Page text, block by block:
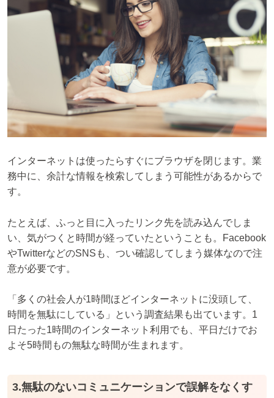
インターネットは使ったらすぐにブラウザを閉じます。業
務中に、余計な情報を検索してしまう可能性があるからで
す。
たとえば、ふっと目に入ったリンク先を読み込んでしま
い、気がつくと時間が経っていたということも。Facebook
やTwitterなどのSNSも、つい確認してしまう媒体なので注
意が必要です。
「多くの社会人が1時間ほどインターネットに没頭して、
時間を無駄にしている」という調査結果も出ています。1
日たった1時間のインターネット利用でも、平日だけでお
よそ5時間もの無駄な時間が生まれます。
3.無駄のないコミュニケーションで誤解をなくす